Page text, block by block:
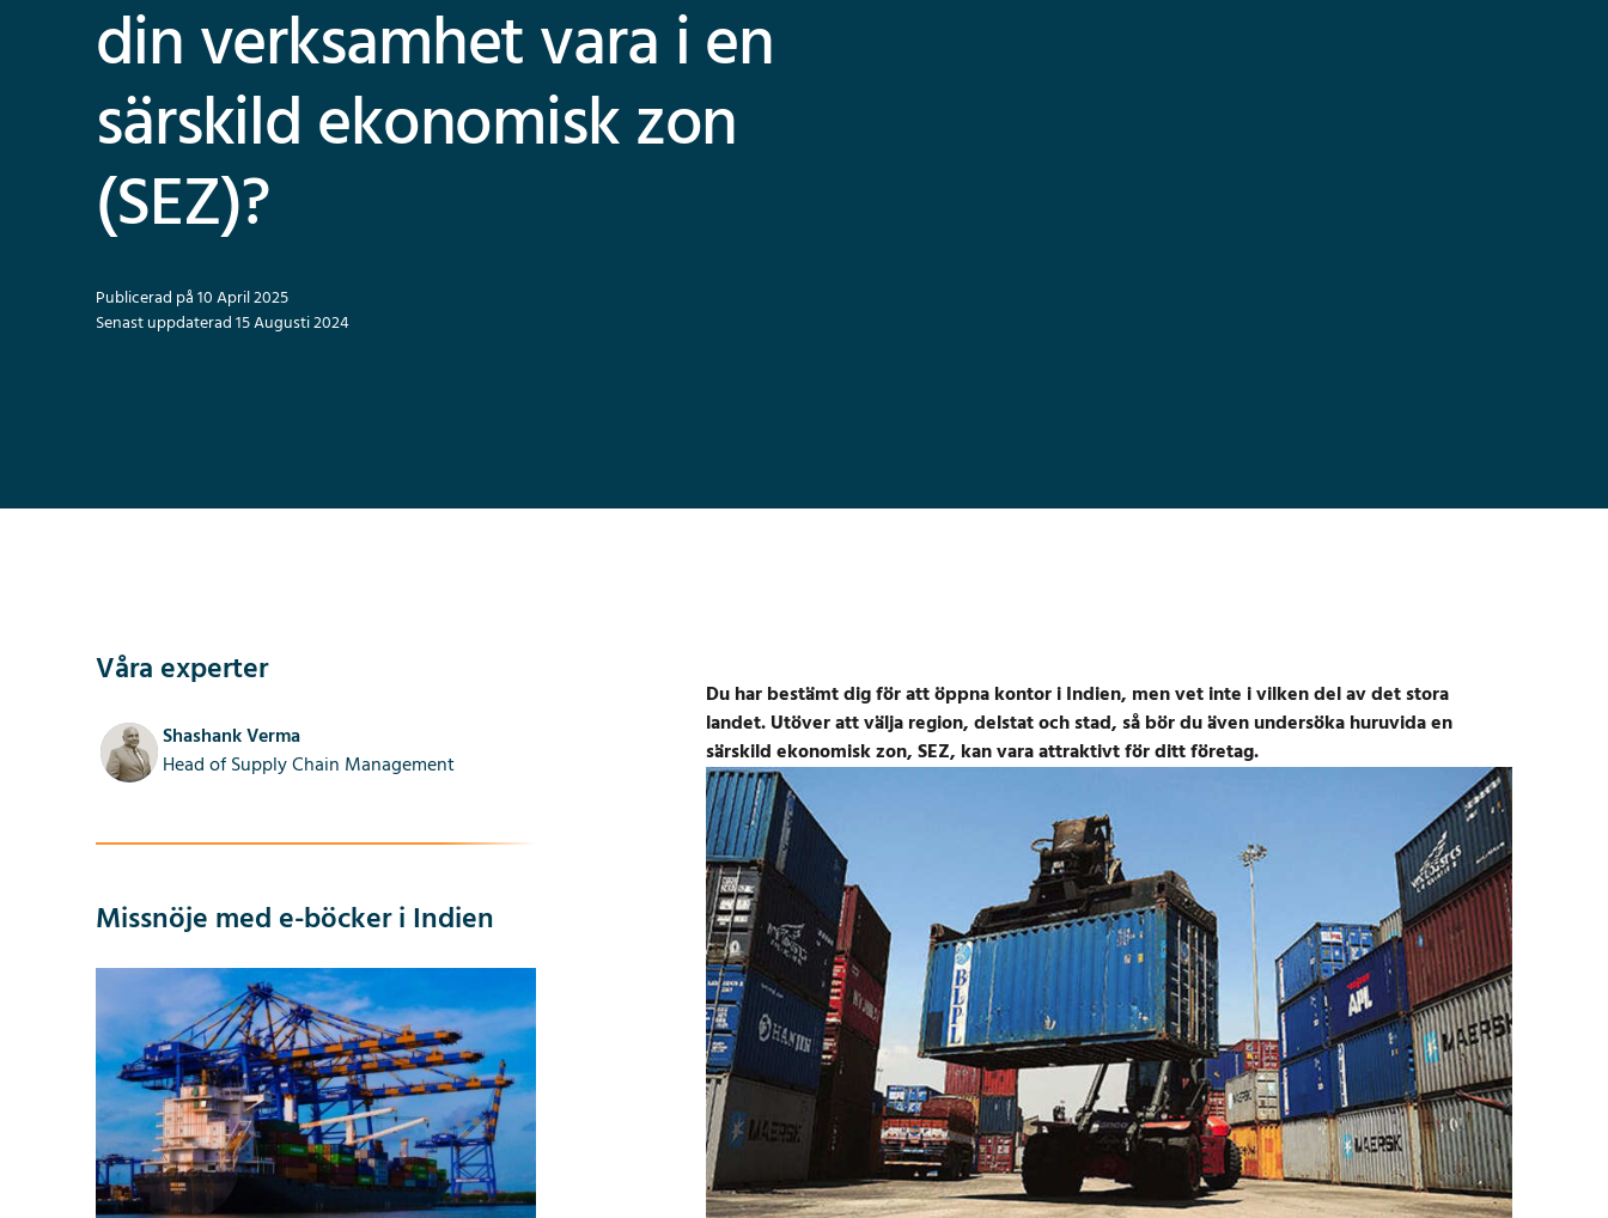
din verksamhet vara i en
särskild ekonomisk zon
(SEZ)?
Publicerad på 10 April 2025
Senast uppdaterad 15 Augusti 2024
Våra experter
Shashank Verma
Head of Supply Chain Management
Missnöje med e-böcker i Indien
Du har bestämt dig för att öppna kontor i Indien, men vet inte i vilken del av det stora
landet. Utöver att välja region, delstat och stad, så bör du även undersöka huruvida en
särskild ekonomisk zon, SEZ, kan vara attraktivt för ditt företag.